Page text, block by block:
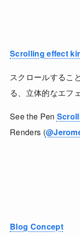
Scrolling effect
スクロールするこ
る、立体的なエフ
See the Pen
Renders (
Blog Concept